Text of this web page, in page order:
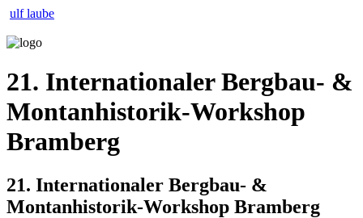
ulf laube
21. Internationaler Bergbau- &
Montanhistorik-Workshop
Bramberg
21. Internationaler Bergbau- &
Montanhistorik-Workshop Bramberg